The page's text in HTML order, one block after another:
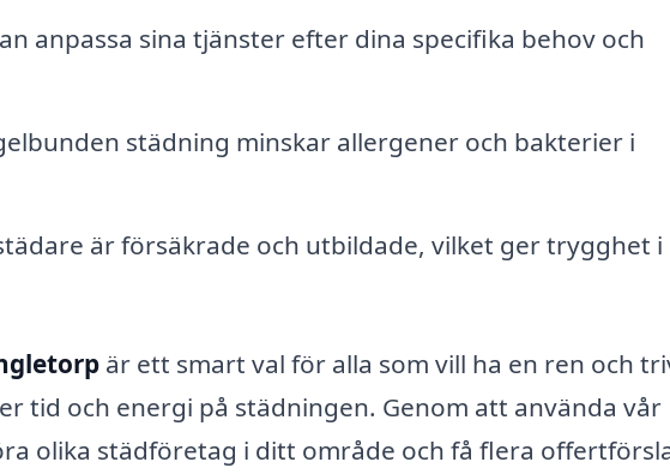
anpassa sina tjänster efter dina specifika behov och
städning minskar allergener och bakterier i
är försäkrade och utbildade, vilket ger trygghet
är ett smart val för alla som vill ha en ren och
tid och energi på städningen. Genom att använda vår
olika städföretag i ditt område och få flera